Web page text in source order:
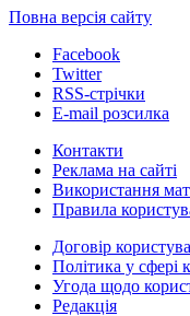
Повна версія сайту
Facebook
Twitter
RSS-стрічки
E-mail розсилка
Контакти
Реклама на сайті
Використання
Правила
Договір
Політика у сфері
Угода щодо
Редакція